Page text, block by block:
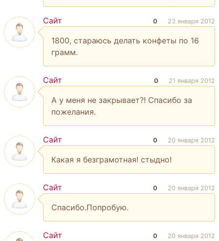
Сайт 0 23 января 2012
1800, стараюсь делать конфеты по 16
грамм.
Сайт 0 21 января 2012
А у меня не закрывает?! Спасибо за
пожелания.
Сайт 0 20 января 2012
Какая я безграмотная! стыдно!
Сайт 0 20 января 2012
Спасибо.Попробую.
Сайт 0 20 января 2012